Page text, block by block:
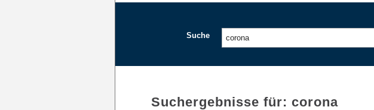
Suche
Suchergebnisse für: corona